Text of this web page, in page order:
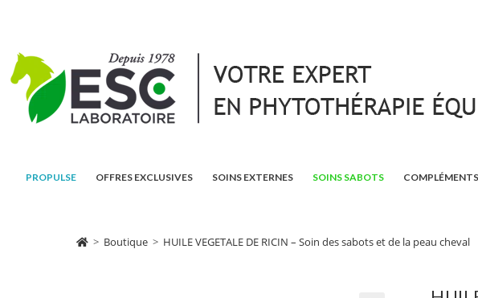
PROPULSE OFFRES EXCLUSIVES SOINS EXTERNES SOINS SABOTS
> Boutique > HUILE VEGETALE DE RICIN – Soin des sabots et de la peau cheval